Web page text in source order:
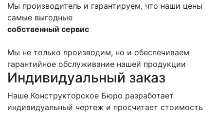
Мы производитель и гарантируем, что наши цены
самые выгодные
собственный сервис
Мы не только производим, но и обеспечиваем
гарантийное обслуживание нашей продукции
Индивидуальный заказ
Наше Конструкторское Бюро разработает
индивидуальный чертеж и просчитает стоимость